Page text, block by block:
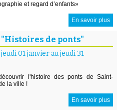
et regard d’enfants»
En savoir plus
de ponts"
01 janvier au jeudi 31
l'histoire des ponts de Saint-
la ville !
En savoir plus